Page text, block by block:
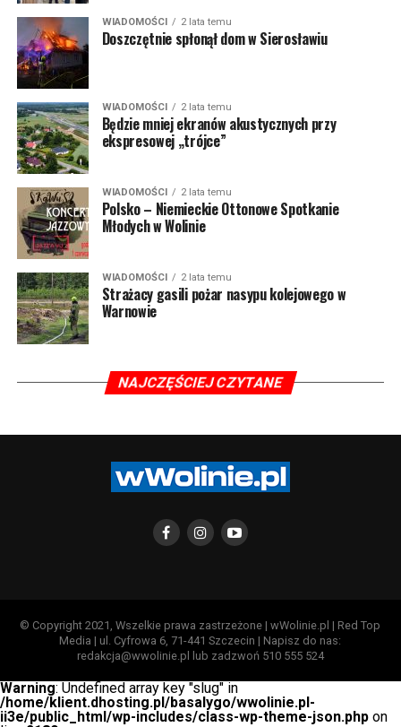
WIADOMOŚCI 2 lata temu
Doszczętnie spłonął dom w Sierosławiu
WIADOMOŚCI 2 lata temu
Będzie mniej ekranów akustycznych przy
ekspresowej „trójce”
WIADOMOŚCI 2 lata temu
Polsko – Niemieckie Ottonowe Spotkanie
Młodych w Wolinie
WIADOMOŚCI 2 lata temu
Strażacy gasili pożar nasypu kolejowego w
Warnowie
NAJCZĘŚCIEJ CZYTANE
© Copyright 2021, Wszelkie prawa zastrzeżone | wWolinie.pl | Red Top
Media | ul. Cyfrowa 6, 71-441 Szczecin | Napisz do nas:
redakcja@wwolinie.pl lub zadzwoń 510 555 524
Warning: Undefined array key "slug" in
/home/klient.dhosting.pl/basalygo/wwolinie.pl-
ii3e/public_html/wp-includes/class-wp-theme-json.php on